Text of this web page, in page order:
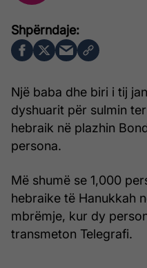
Një baba dhe biri i tij
dyshuarit për sulmin
hebraik në plazhin
persona.
Më shumë se 1,000
hebraike të Hanukkah
mbrëmje, kur dy
transmeton Telegrafi.